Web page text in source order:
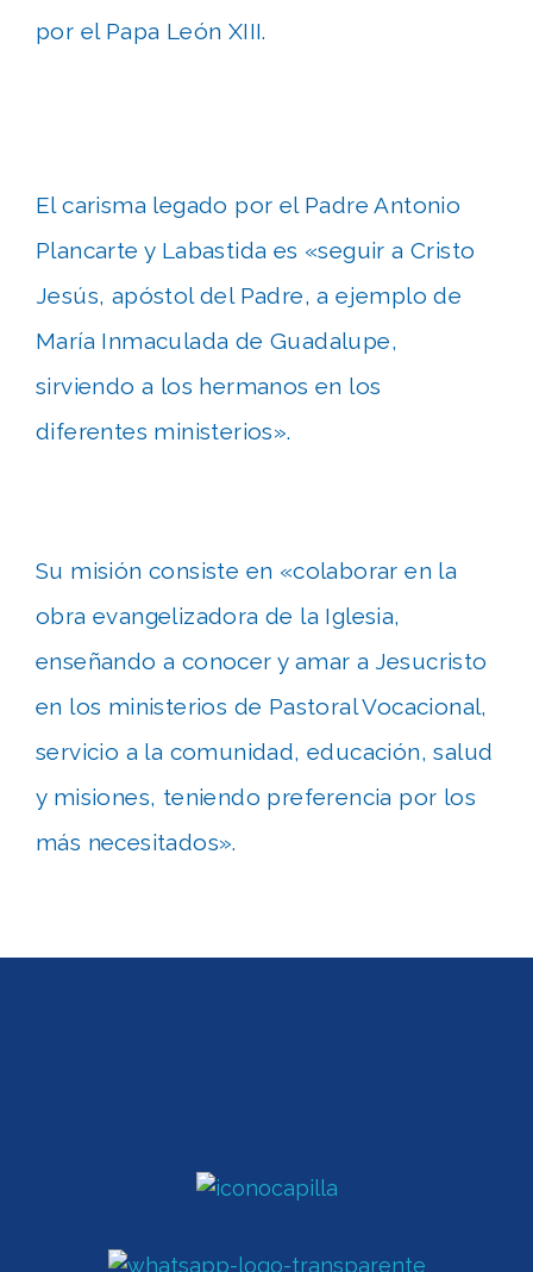
por el Papa León XIII.
El carisma legado por el Padre Antonio
Plancarte y Labastida es «seguir a Cristo
Jesús, apóstol del Padre, a ejemplo de
María Inmaculada de Guadalupe,
sirviendo a los hermanos en los
diferentes ministerios».
Su misión consiste en «colaborar en la
obra evangelizadora de la Iglesia,
enseñando a conocer y amar a Jesucristo
en los ministerios de Pastoral Vocacional,
servicio a la comunidad, educación, salud
y misiones, teniendo preferencia por los
más necesitados».